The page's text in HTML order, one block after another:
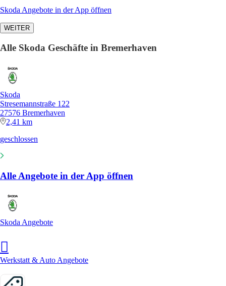
Skoda Angebote in der App öffnen
WEITER
Alle Skoda Geschäfte in Bremerhaven
Skoda
Stresemannstraße 122
27576 Bremerhaven
2,41 km
geschlossen
Alle Angebote in der App öffnen
Skoda Angebote
Werkstatt & Auto Angebote